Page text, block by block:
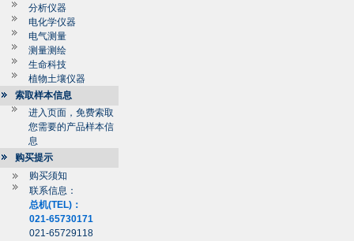
分析仪器
电化学仪器
电气测量
测量测绘
生命科技
植物土壤仪器
索取样本信息
进入页面，免费索取
您需要的产品样本信
息
购买提示
购买须知
联系信息：
总机(TEL)：
021-65730171
021-65729118